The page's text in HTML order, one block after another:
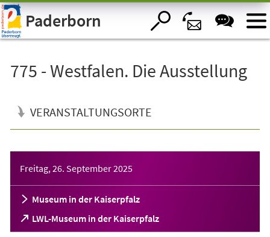
Visuelle
Assistenzsoftware
öffnen.Paderborn
775 - Westfalen. Die Ausstellung
VERANSTALTUNGSORTE
Freitag, 26. September 2025
Museum in der Kaiserpfalz
LWL-Museum in der Kaiserpfalz
(Öffnet
in